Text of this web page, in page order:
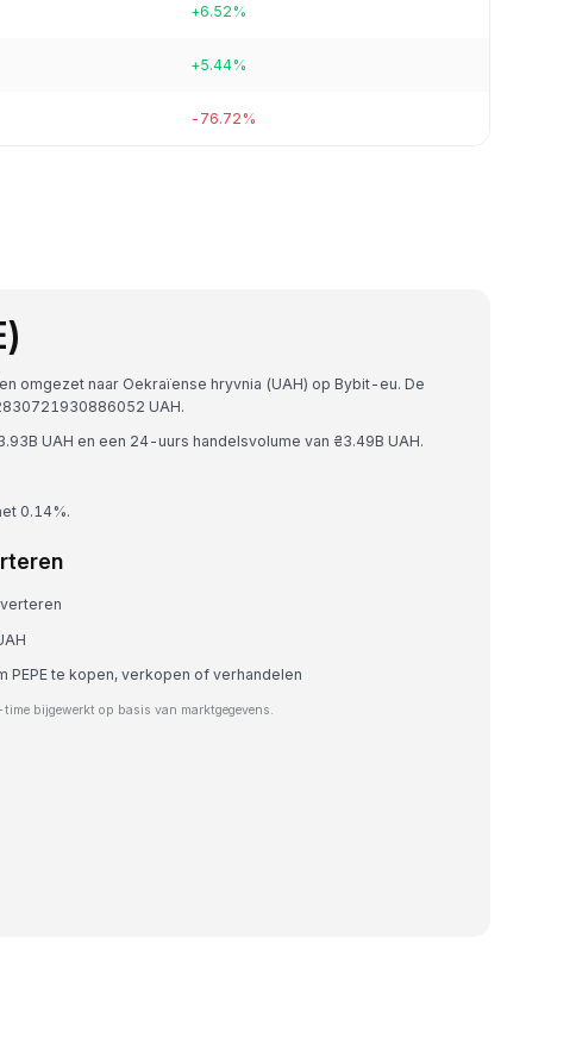
+6.52%
+5.44%
-76.72%
omgezet naar Oekraïense hryvnia (UAH) op Bybit-eu. De
UAH.
UAH en een 24-uurs handelsvolume van ₴3.49B UAH.
0.14%.
te kopen, verkopen of verhandelen
bijgewerkt op basis van marktgegevens.